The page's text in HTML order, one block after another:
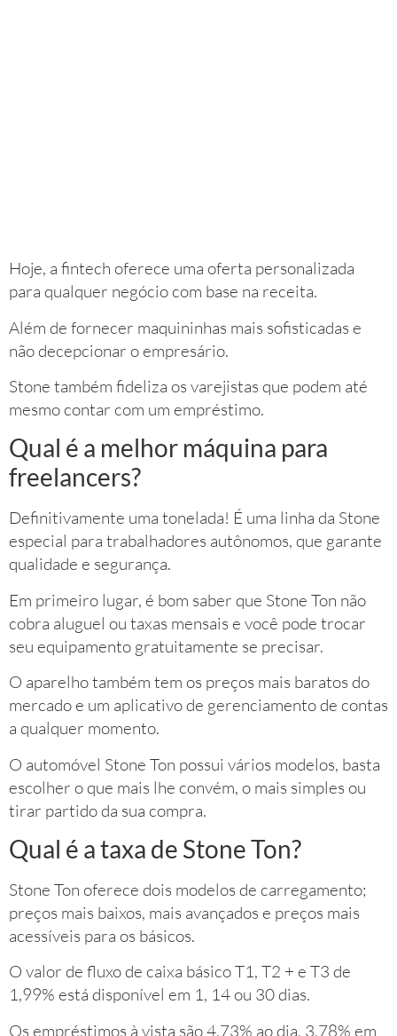
Hoje, a fintech oferece uma oferta personalizada
para qualquer negócio com base na receita.
Além de fornecer maquininhas mais sofisticadas e
não decepcionar o empresário.
Stone também fideliza os varejistas que podem até
mesmo contar com um empréstimo.
Qual é a melhor máquina para
freelancers?
Definitivamente uma tonelada! É uma linha da Stone
especial para trabalhadores autônomos, que garante
qualidade e segurança.
Em primeiro lugar, é bom saber que Stone Ton não
cobra aluguel ou taxas mensais e você pode trocar
seu equipamento gratuitamente se precisar.
O aparelho também tem os preços mais baratos do
mercado e um aplicativo de gerenciamento de contas
a qualquer momento.
O automóvel Stone Ton possui vários modelos, basta
escolher o que mais lhe convém, o mais simples ou
tirar partido da sua compra.
Qual é a taxa de Stone Ton?
Stone Ton oferece dois modelos de carregamento;
preços mais baixos, mais avançados e preços mais
acessíveis para os básicos.
O valor de fluxo de caixa básico T1, T2 + e T3 de
1,99% está disponível em 1, 14 ou 30 dias.
Os empréstimos à vista são 4,73% ao dia, 3,78% em